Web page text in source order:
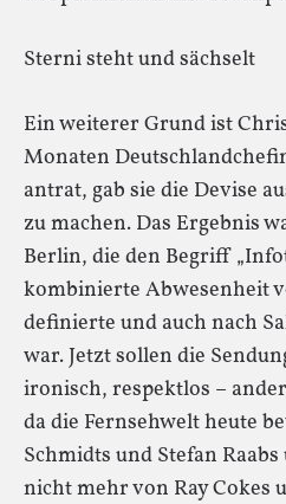
Sterni steht und sächselt
Ein weiterer Grund ist
Monaten
antrat, gab sie die Devise
zu machen. Das Ergebnis
Berlin, die den Begriff
kombinierte Abwesenheit
definierte und auch nach
war. Jetzt sollen die
ironisch, respektlos –
da die Fernsehwelt heute
Schmidts und Stefan
nicht mehr von Ray Cokes